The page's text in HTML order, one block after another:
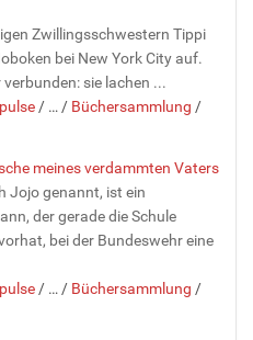
Zwillingsschwestern Tippi
bei New York City auf.
sie lachen ...
/ … / Büchersammlung /
meines verdammten Vaters
Jojo genannt, ist ein
der gerade die Schule
bei der Bundeswehr eine
/ … / Büchersammlung /